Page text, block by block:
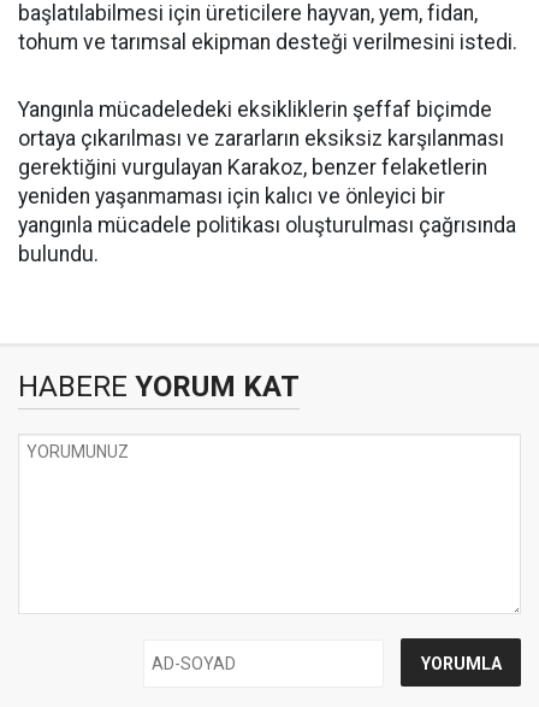
başlatılabilmesi için üreticilere hayvan, yem, fidan,
tohum ve tarımsal ekipman desteği verilmesini istedi.
Yangınla mücadeledeki eksikliklerin şeffaf biçimde
ortaya çıkarılması ve zararların eksiksiz karşılanması
gerektiğini vurgulayan Karakoz, benzer felaketlerin
yeniden yaşanmaması için kalıcı ve önleyici bir
yangınla mücadele politikası oluşturulması çağrısında
bulundu.
HABERE YORUM KAT